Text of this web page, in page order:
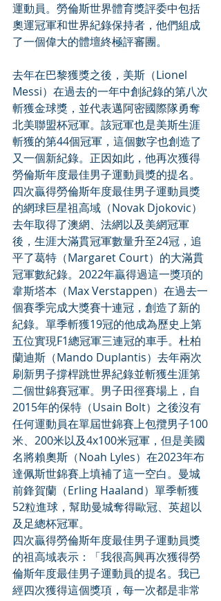
運動員。勞倫斯世界體育獎評委中包括
奧運冠軍和世界紀錄保持者，他們組成
了一個偉大的體壇終極評審團。
去年在巴黎獲獎之後，美斯（Lionel
Messi）在過去的一年中創紀錄的第八次
斬獲金球獎，並代表邁阿密國際隊勇奪
北美聯盟杯冠軍。該冠軍也是美斯生涯
斬獲的第44個冠軍，這個數字也創造了
又一個新紀錄。正因如此，他再次獲得
勞倫斯年度最佳男子運動員獎的提名。
四次贏得勞倫斯年度最佳男子運動員獎
的網球巨星祖高域（Novak Djokovic）
去年取得了澳網、法網以及美網冠軍
後，生涯大滿貫冠軍數量升至24冠，追
平了葛特（Margaret Court）的大滿貫
冠軍數紀錄。2022年贏得過這一獎項的
韋斯塔本（Max Verstappen）在過去一
個賽季完成大獎賽十連冠，創造了新的
紀錄。單季斬獲19冠的他成為歷史上第
五位實現F1總冠軍三連冠的車手。杜柏
蘭迪斯（Mando Duplantis）去年兩次
刷新男子撐桿跳世界紀錄並斬獲生涯第
二個世錦賽冠軍。男子田徑賽場上，自
2015年的保特（Usain Bolt）之後沒有
任何運動員在單屆世錦賽上包攬男子100
米、200米以及4x100米冠軍，但是美國
名將賴奧斯（Noah Lyles）在2023年布
達佩斯世錦賽上填補了這一空白。曼城
前鋒賀蘭（Erling Haaland）單季斬獲
52粒進球，幫助曼城奪得歐冠、英超以
及足總杯冠軍。
四次贏得勞倫斯年度最佳男子運動員獎
的祖高域表示：「我很高興再次獲得勞
倫斯年度最佳男子運動員的提名。我已
經四次獲得這個獎項，每一次都是非常